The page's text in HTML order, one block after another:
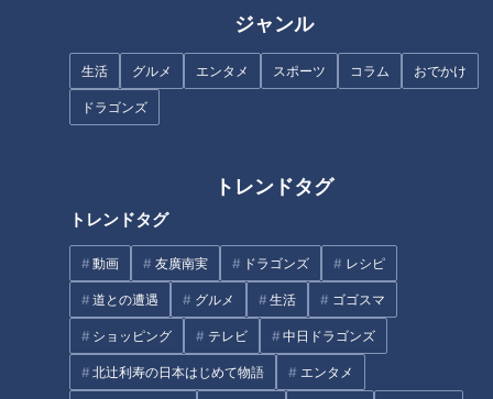
ジャンル
生活 グルメ エンタメ スポーツ コラム おでかけ
ドラゴンズ
トレンドタグ
トレンドタグ
動画 友廣南実 ドラゴンズ レシピ
道との遭遇 グルメ 生活 ゴゴスマ
ショッピング テレビ 中日ドラゴンズ
北辻利寿の日本はじめて物語 エンタメ
「麻辣(マーラー)香味から揚
げ」の作り方【キユーピー３分
クッキング】
「マスキングテープ」そのカラ
昭和の珍品おもちゃ～オスとメ
スを判別する不思議なペンダン
トを覚えていますか？
「名古屋めし」に仲間入り！カ
レー煮込みうどんが人気上昇中
～大竹敏之のシン・名古屋めし